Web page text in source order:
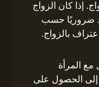
إذا كان الزواج
ضروريًا حسب
بالزواج.
مع المرأة
إلى الحصول على